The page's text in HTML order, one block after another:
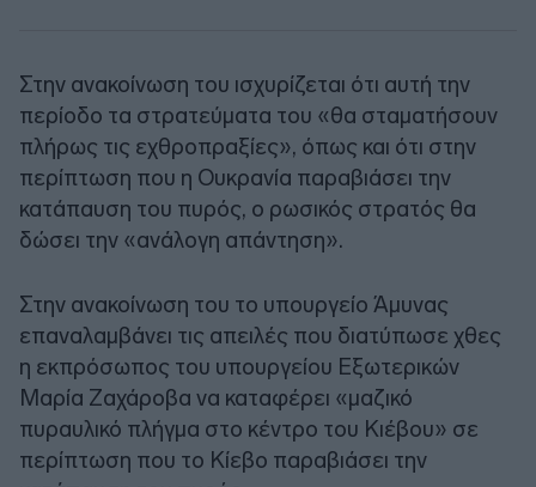
Στην ανακοίνωση του ισχυρίζεται ότι αυτή την
περίοδο τα στρατεύματα του «θα σταματήσουν
πλήρως τις εχθροπραξίες», όπως και ότι στην
περίπτωση που η Ουκρανία παραβιάσει την
κατάπαυση του πυρός, ο ρωσικός στρατός θα
δώσει την «ανάλογη απάντηση».
Στην ανακοίνωση του το υπουργείο Άμυνας
επαναλαμβάνει τις απειλές που διατύπωσε χθες
η εκπρόσωπος του υπουργείου Εξωτερικών
Μαρία Ζαχάροβα να καταφέρει «μαζικό
πυραυλικό πλήγμα στο κέντρο του Κιέβου» σε
περίπτωση που το Κίεβο παραβιάσει την